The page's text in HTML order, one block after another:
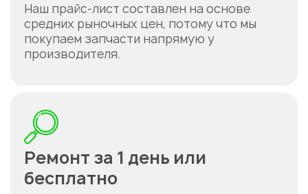
Наш прайс-лист составлен на основе
средних рыночных цен, потому что мы
покупаем запчасти напрямую у
производителя.
Ремонт за 1 день или
бесплатно